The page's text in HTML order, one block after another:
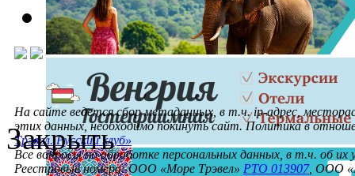
На сайте ведется сбор метаданных, в т.ч. ip-адрес,
этих данных, необходимо покинуть сайт. Политика в
Трэвел. Русский клуб»
Все вопросы по обработке персональных данных, в т.ч. об их
Реестровые номера: ООО «Море Трэвел» РТО 013907, ООО
Закрыть